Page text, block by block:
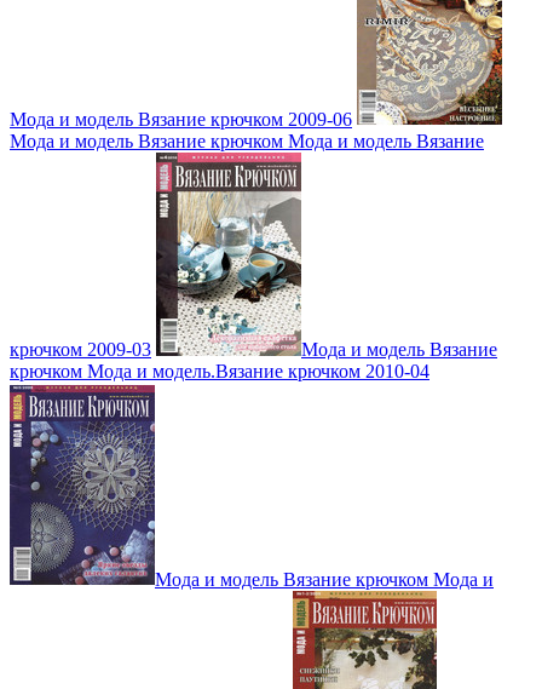
Мода и модель Вязание крючком 2009-06
Мода и модель Вязание крючком Мода и модель Вязание
крючком 2009-03
Мода и модель Вязание
крючком Мода и модель.Вязание крючком 2010-04
Мода и модель Вязание крючком Мода и